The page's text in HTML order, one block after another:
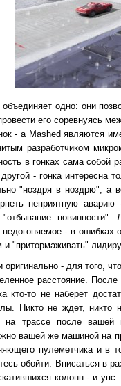
одно: они
его соревнуясь
- а Mashed являются
разработчиком
в гонках сама собой
- гонка интересна
"ноздря в ноздрю", а
неприятную
"отбывание
- в
"притормаживать"
- для того,
расстояние.
кто-то не наберет
Никто не ждет, никто
на трассе после
вашей же машиной на
пулеметчика и в
обойти. Вписаться в
колонн - и